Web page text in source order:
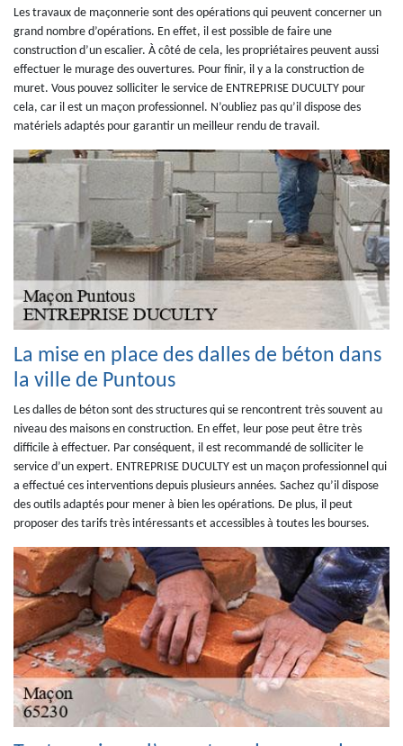
Les travaux de maçonnerie sont des opérations qui peuvent concerner un
grand nombre d’opérations. En effet, il est possible de faire une
construction d’un escalier. À côté de cela, les propriétaires peuvent aussi
effectuer le murage des ouvertures. Pour finir, il y a la construction de
muret. Vous pouvez solliciter le service de ENTREPRISE DUCULTY pour
cela, car il est un maçon professionnel. N’oubliez pas qu’il dispose des
matériels adaptés pour garantir un meilleur rendu de travail.
La mise en place des dalles de béton dans
la ville de Puntous
Les dalles de béton sont des structures qui se rencontrent très souvent au
niveau des maisons en construction. En effet, leur pose peut être très
difficile à effectuer. Par conséquent, il est recommandé de solliciter le
service d’un expert. ENTREPRISE DUCULTY est un maçon professionnel qui
a effectué ces interventions depuis plusieurs années. Sachez qu’il dispose
des outils adaptés pour mener à bien les opérations. De plus, il peut
proposer des tarifs très intéressants et accessibles à toutes les bourses.